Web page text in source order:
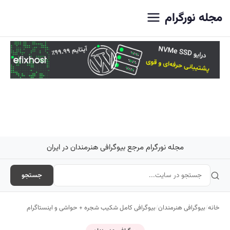
مجله نورگرام
مجله نورگرام مرجع بیوگرافی هنرمندان در ایران
جستجو
خانه/بیوگرافی هنرمندان/بیوگرافی کامل شکیب شجره + حواشی و اینستاگرام